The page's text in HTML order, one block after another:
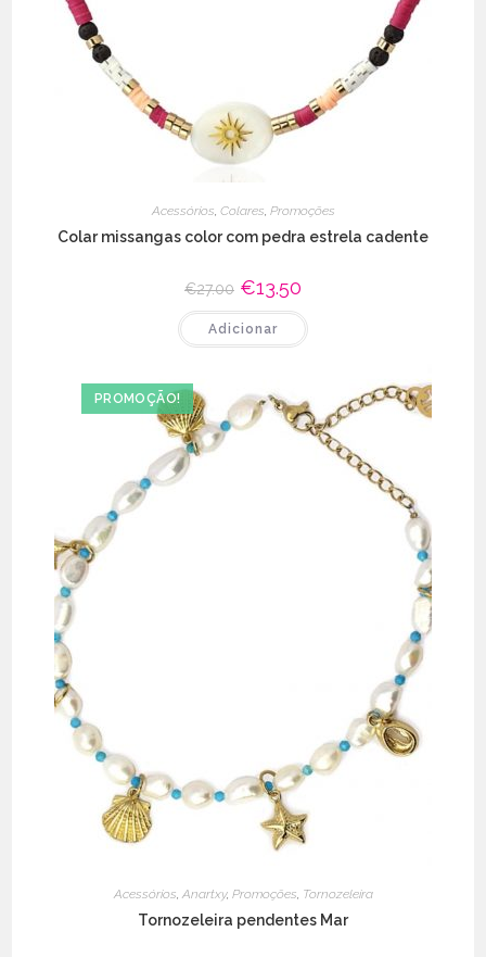
Acessórios, Colares, Promoções
Colar missangas color com pedra estrela cadente
€27.00 O
preço
original
era:
€27.00.
€13.50
atual
é:
€13.50.
Adicionar
PROMOÇÃO!
Acessórios Anartxy, Promoções Tornozeleira
Tornozeleira pendentes Mar